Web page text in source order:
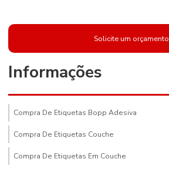
Solicite um orçamento
Informações
Compra De Etiquetas Bopp Adesiva
Compra De Etiquetas Couche
Compra De Etiquetas Em Couche